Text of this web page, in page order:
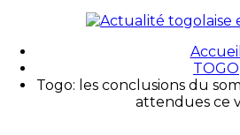
Accueil
TOGO
Togo: les conclusions du
attendues ce